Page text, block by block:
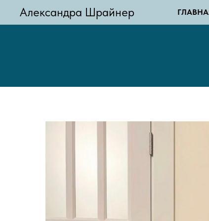
Александра Шрайнер